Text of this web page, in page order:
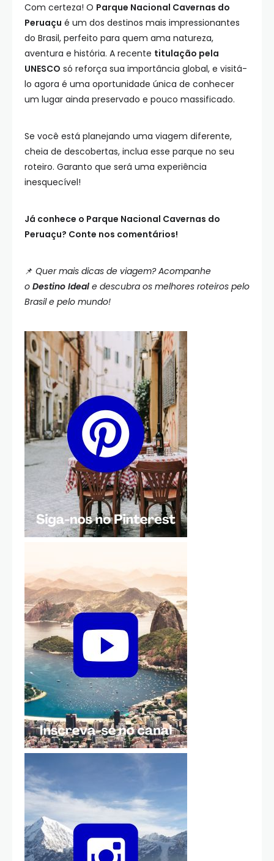
Com certeza! O Parque Nacional Cavernas do
Peruaçu é um dos destinos mais impressionantes
do Brasil, perfeito para quem ama natureza,
aventura e história. A recente titulação pela
UNESCO só reforça sua importância global, e visitá-
lo agora é uma oportunidade única de conhecer
um lugar ainda preservado e pouco massificado.
Se você está planejando uma viagem diferente,
cheia de descobertas, inclua esse parque no seu
roteiro. Garanto que será uma experiência
inesquecível!
Já conhece o Parque Nacional Cavernas do
Peruaçu? Conte nos comentários!
📌 Quer mais dicas de viagem? Acompanhe
o Destino Ideal e descubra os melhores roteiros pelo
Brasil e pelo mundo!